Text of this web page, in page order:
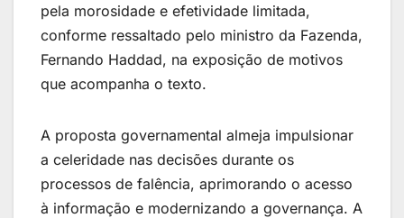
pela morosidade e efetividade limitada,
conforme ressaltado pelo ministro da Fazenda,
Fernando Haddad, na exposição de motivos
que acompanha o texto.
A proposta governamental almeja impulsionar
a celeridade nas decisões durante os
processos de falência, aprimorando o acesso
à informação e modernizando a governança. A